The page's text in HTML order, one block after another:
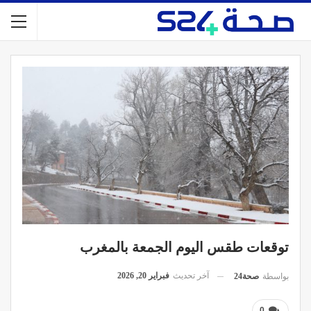
توقعات طقس اليوم الجمعة بالمغرب
بواسطة صحة24 آخر تحديث فبراير 20, 2026